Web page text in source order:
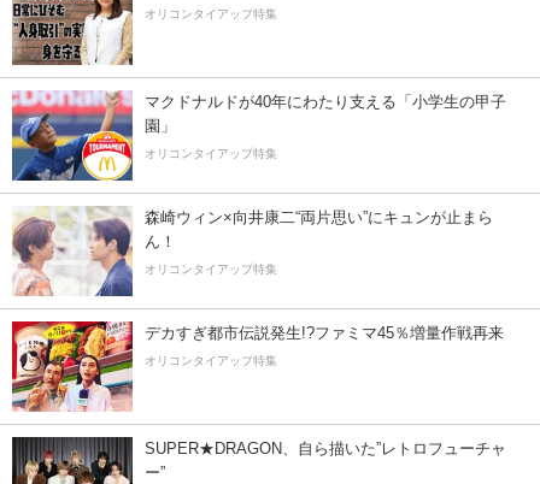
オリコンタイアップ特集
マクドナルドが40年にわたり支える「小学生の甲子
園」
オリコンタイアップ特集
森崎ウィン×向井康二“両片思い”にキュンが止まら
ん！
オリコンタイアップ特集
デカすぎ都市伝説発生!?ファミマ45％増量作戦再来
オリコンタイアップ特集
SUPER★DRAGON、自ら描いた”レトロフューチャ
ー”